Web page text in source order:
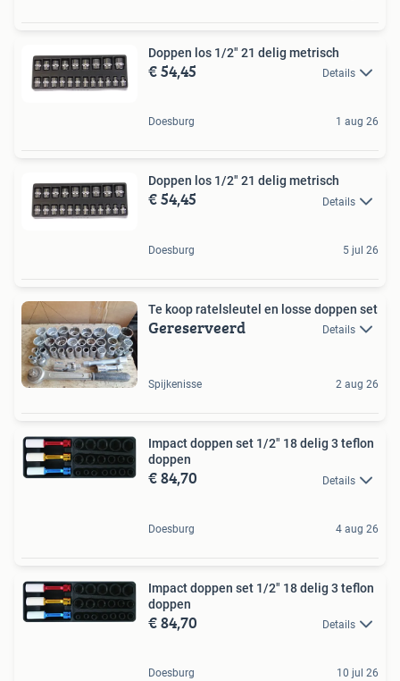
Doppen los 1/2" 21 delig metrisch
€ 54,45 Details
Doesburg 1 aug 26
Doppen los 1/2" 21 delig metrisch
€ 54,45 Details
Doesburg 5 jul 26
Te koop ratelsleutel en losse doppen set
Gereserveerd Details
Spijkenisse 2 aug 26
Impact doppen set 1/2" 18 delig 3 teflon
doppen
€ 84,70 Details
Doesburg 4 aug 26
Impact doppen set 1/2" 18 delig 3 teflon
doppen
€ 84,70 Details
Doesburg 10 jul 26